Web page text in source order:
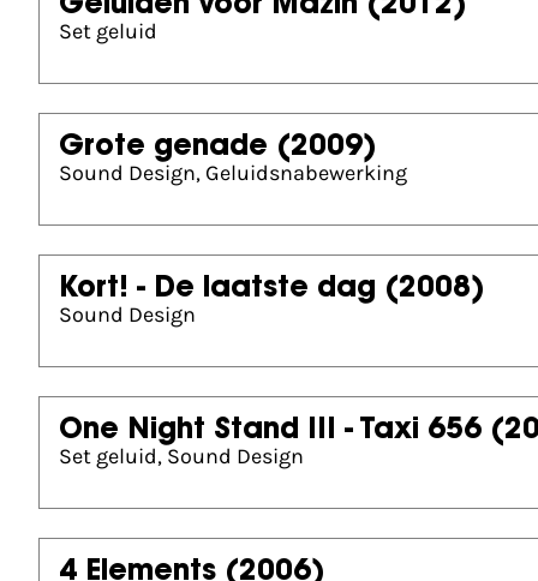
Geluiden voor Mazin (2012)
Set geluid
Grote genade (2009)
Sound Design, Geluidsnabewerking
Kort! - De laatste dag (2008)
Sound Design
One Night Stand III - Taxi 656
Set geluid, Sound Design
4 Elements (2006)